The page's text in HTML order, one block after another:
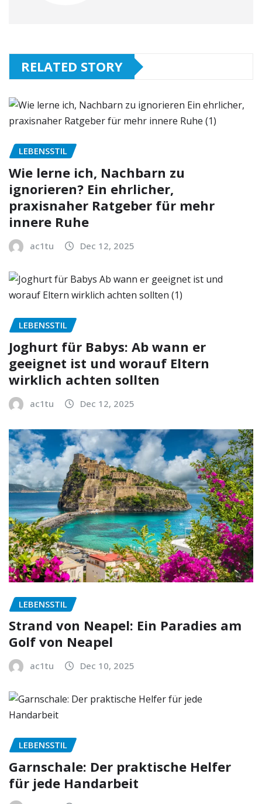
RELATED STORY
LEBENSSTIL
Wie lerne ich, Nachbarn zu
ignorieren? Ein ehrlicher,
praxisnaher Ratgeber für mehr
innere Ruhe
ac1tu Dec 12, 2025
LEBENSSTIL
Joghurt für Babys: Ab wann er
geeignet ist und worauf Eltern
wirklich achten sollten
ac1tu Dec 12, 2025
LEBENSSTIL
Strand von Neapel: Ein Paradies am
Golf von Neapel
ac1tu Dec 10, 2025
LEBENSSTIL
Garnschale: Der praktische Helfer
für jede Handarbeit